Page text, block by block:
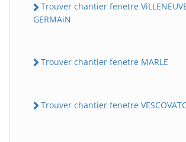
Trouver chantier fenetre
GERMAiN
Trouver chantier fenetre MARLE
Trouver chantier fenetre